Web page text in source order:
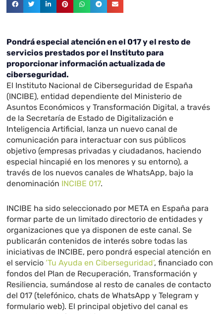
Pondrá especial atención en el 017 y el resto de
servicios prestados por el Instituto para
proporcionar información actualizada de
ciberseguridad.
El Instituto Nacional de Ciberseguridad de España
(INCIBE), entidad dependiente del Ministerio de
Asuntos Económicos y Transformación Digital, a través
de la Secretaría de Estado de Digitalización e
Inteligencia Artificial, lanza un nuevo canal de
comunicación para interactuar con sus públicos
objetivo (empresas privadas y ciudadanos, haciendo
especial hincapié en los menores y su entorno), a
través de los nuevos canales de WhatsApp, bajo la
denominación INCIBE 017.
INCIBE ha sido seleccionado por META en España para
formar parte de un limitado directorio de entidades y
organizaciones que ya disponen de este canal. Se
publicarán contenidos de interés sobre todas las
iniciativas de INCIBE, pero pondrá especial atención en
el servicio ‘Tu Ayuda en Ciberseguridad’, financiado con
fondos del Plan de Recuperación, Transformación y
Resiliencia, sumándose al resto de canales de contacto
del 017 (telefónico, chats de WhatsApp y Telegram y
formulario web). El principal objetivo del canal es